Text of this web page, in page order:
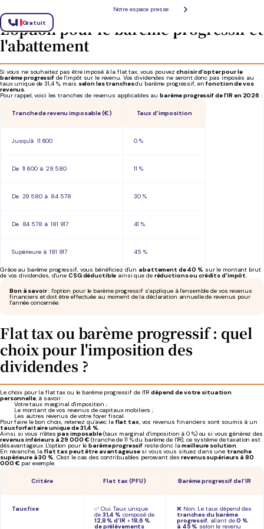
Notre espace presse
Gratuit
Peut-on échapper à la flat tax ?
L’option pour le barème progressif et
l'abattement
Si vous ne souhaitez pas être imposé à la flat tax, vous pouvezchoisir d'opter pour le
barème progressifde l'impôt sur le revenu. Vos dividendes ne seront donc pas imposés au
taux unique de 31,4 %, mais selon les tranchesdu barème progressif, enfonction de vos
revenus
Pour rappel, voici les tranches de revenus applicables aubarème progressif de l'IR en 2026 :
Tranche de revenu imposable (€) Taux d’imposition
Jusqu'à 11 600 0 %
De 11 600 à 29 580 11 %
De 29 580 à 84 578 30 %
De 84 578 à 181 917 41 %
Supérieure à 181 917 45 %
Grâce au barème progressif, vous bénéficiez d'un abattement de 40 % sur le montant brut
de vos dividendes, d'une CSG déductible ainsi que de réductions ou crédits d'impôt
Bon à savoir: l'option pour le barème progressif s'applique à l'ensemble de vos revenus
financiers et doit être effectuée au moment de la déclaration annuelle de revenus pour
l'année concernée.
Flat tax ou barème progressif : quel
choix pour l'imposition des
dividendes ?
Le choix pour la flat tax ou le barème progressif de l'IRdépend de votre situation
personnelle, à savoir :
Votre taux marginal d'imposition ;
Le montant de vos revenus de capitaux mobiliers ;
Les autres revenus de votre foyer fiscal.
Pour faire le bon choix, retenez qu'avec la flat tax, vos revenus financiers sont soumis à un
taux forfaitaire unique de 31,4 %
Ainsi, si vous n'êtespas imposable(taux marginal d'imposition à 0 %) ou si vous générez des
revenus inférieurs à 29 000 € (tranche de 11 % du barème de l'IR), ce système de taxation est
désavantageux. L'option pour lebarème progressif reste donc lameilleure solution
En revanche, laflat tax peut être avantageusesi vous vous situez dans une tranche
supérieure à 30 % . C'est le cas des contribuables percevant desrevenus supérieurs à 80
000 € par exemple.
Critère Flat tax (PFU) Barème progressif de l’IR
Taux fixe ✅ Oui. Taux unique
de 31,4 % composé de
12,8 % d’IR +18,6 %
de prélèvements
❌ Non. Le taux dépend des
tranches du barème
progressif, allant de0 %
à 45 % selon le revenu